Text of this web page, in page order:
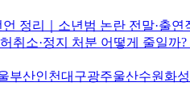
정리｜소년범 논란 전말·출연
취소·정지 처분 어떻게 줄일까
부산인천대구광주울산수원화